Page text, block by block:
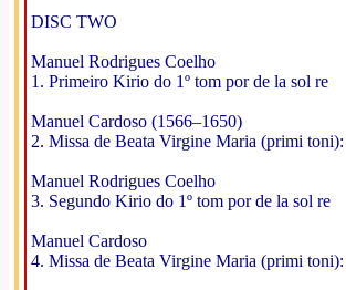
DISC TWO
Manuel Rodrigues Coelho
1. Primeiro Kirio do 1º tom por de la sol re
Manuel Cardoso (1566–1650)
2. Missa de Beata Virgine Maria (primi
Manuel Rodrigues Coelho
3. Segundo Kirio do 1º tom por de la sol re
Manuel Cardoso
4. Missa de Beata Virgine Maria (primi